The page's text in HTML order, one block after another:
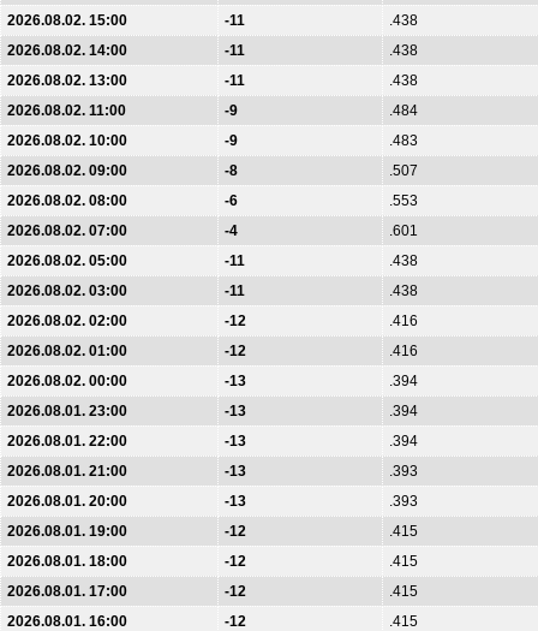
2026.08.02. 15:00
-11
.438
2026.08.02. 14:00
-11
.438
2026.08.02. 13:00
-11
.438
2026.08.02. 11:00
-9
.484
2026.08.02. 10:00
-9
.483
2026.08.02. 09:00
-8
.507
2026.08.02. 08:00
-6
.553
2026.08.02. 07:00
-4
.601
2026.08.02. 05:00
-11
.438
2026.08.02. 03:00
-11
.438
2026.08.02. 02:00
-12
.416
2026.08.02. 01:00
-12
.416
2026.08.02. 00:00
-13
.394
2026.08.01. 23:00
-13
.394
2026.08.01. 22:00
-13
.394
2026.08.01. 21:00
-13
.393
2026.08.01. 20:00
-13
.393
2026.08.01. 19:00
-12
.415
2026.08.01. 18:00
-12
.415
2026.08.01. 17:00
-12
.415
2026.08.01. 16:00
-12
.415